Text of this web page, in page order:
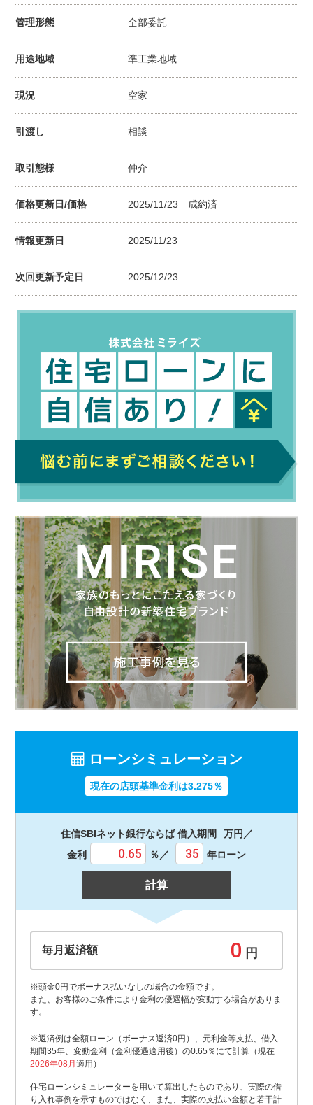
管理形態 全部委託
用途地域 準工業地域
現況 空家
引渡し 相談
取引態様 仲介
価格更新日/価格 2025/11/23 成約済
情報更新日 2025/11/23
次回更新予定日 2025/12/23
ローンシミュレーション
現在の店頭基準金利は3.275％
住信SBIネット銀行ならば 借入期間
万円／
金利
％／ 年ローン
計算
毎月返済額 円
※頭金0円でボーナス払いなしの場合の金額です。
また、お客様のご条件により金利の優遇幅が変動する場合がありま
す。
※返済例は全額ローン（ボーナス返済0円）、元利金等支払、借入
期間35年、変動金利（金利優遇適用後）の0.65％にて計算（現在
2026年08月適用）
住宅ローンシミュレーターを用いて算出したものであり、実際の借
り入れ事例を示すものではなく、また、実際の支払い金額と若干計